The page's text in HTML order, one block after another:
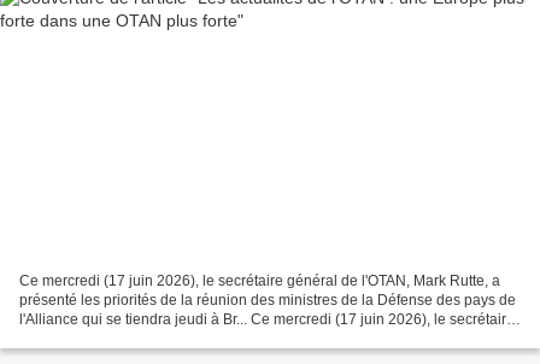
Ce mercredi (17 juin 2026), le secrétaire général de l'OTAN, Mark Rutte, a
présenté les priorités de la réunion des ministres de la Défense des pays de
l'Alliance qui se tiendra jeudi à Br... Ce mercredi (17 juin 2026), le secrétaire